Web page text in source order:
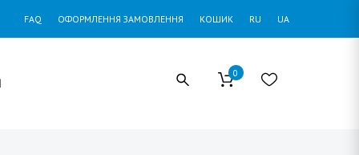
FAQ ОФОРМЛЕННЯ ЗАМОВЛЕННЯ КОШИК RU UA
0